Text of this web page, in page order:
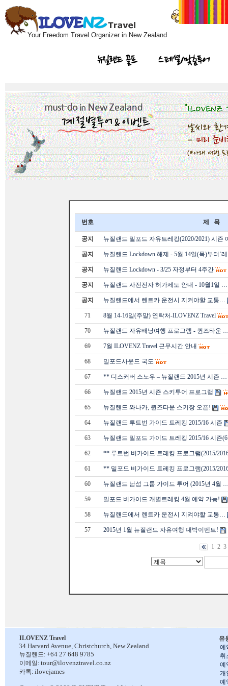
Your Freedom Travel Organizer in New Zealand
뉴질랜드 골프 스페셜/맞춤투어
번호 제 목
공지 뉴질랜드 밀포드 자유트레킹(2020/2021) 시즌
공지 뉴질랜드 Lockdown 해제 - 5월 14일(목)부터‘
공지 뉴질랜드 Lockdown - 3/25 자정부터 4주간
공지 뉴질랜드 사전전자 허가제도 안내 - 10월1일 …
공지 뉴질랜드에서 렌트카 운전시 지켜야할 교통…
71 8월 14-16일(주말) 연락처-ILOVENZ Travel
70 뉴질랜드 자유배낭여행 프로그램 - 퀸즈타운
69 7월 ILOVENZ Travel 근무시간 안내
68 밀포드사운드 국도
67 ** 디스커버 스노우 – 뉴질랜드 2015년 시즌 …
66 뉴질랜드 2015년 시즌 스키투어 프로그램
65 뉴질랜드 와나카, 퀸즈타운 스키장 오픈!
64 뉴질랜드 루트번 가이드 트레킹 2015/16 시즌
63 뉴질랜드 밀포드 가이드 트레킹 2015/16 시즌
62 ** 루트번 비가이드 트레킹 프로그램(2015/
61 ** 밀포드 비가이드 트레킹 프로그램(2015/
60 뉴질랜드 남섬 그룹 가이드 투어 (2015년 4월
59 밀포드 비가이드 개별트레킹 4월 예약 가능!
58 뉴질랜드에서 렌트카 운전시 지켜야할 교통…
57 2015년 1월 뉴질랜드 자유여행 대박이벤트!
1 2 3
유
예
취
예
개
예
ILOVENZ Travel
34 Harvard Avenue, Christchurch, New Zealand
뉴질랜드: +64 27 648 9785
이메일: tour@ilovenztravel.co.nz
카톡: ilovejames